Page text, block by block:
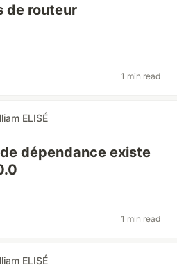
de routeur
1 min read
ELISÉ
dépendance existe
1 min read
ELISÉ